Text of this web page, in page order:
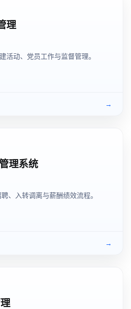
理
活动、党员工作与监督管理。
→
理系统
、入转调离与薪酬绩效流程。
→